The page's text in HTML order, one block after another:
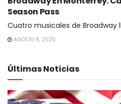
Season Pass
Cuatro musicales de Broadway
AGOSTO 8, 2025
Últimas Noticias